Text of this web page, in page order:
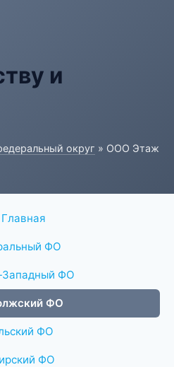
и
округ » ООО Этаж
Главная
ФО
Западный ФО
ФО
ФО
ФО